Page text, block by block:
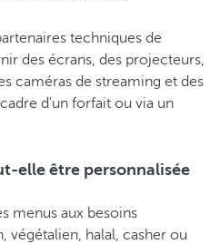
techniques de
des écrans, des projecteurs,
caméras de streaming et des
d'un forfait ou via un
elle être personnalisée
menus aux besoins
végétalien, halal, casher ou